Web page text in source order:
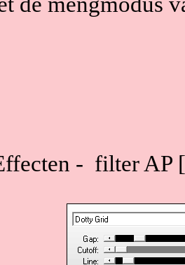
- filter AP